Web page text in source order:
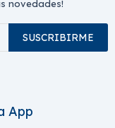
novedades!
SUSCRIBIRME
App